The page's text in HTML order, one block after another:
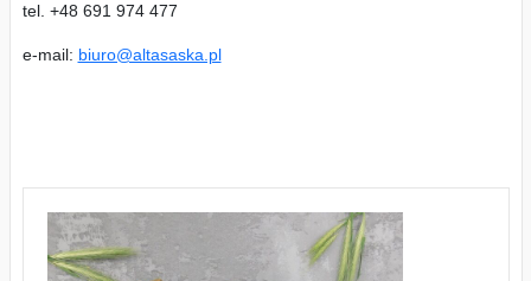
tel. +48 691 974 477
e-mail: biuro@altasaska.pl